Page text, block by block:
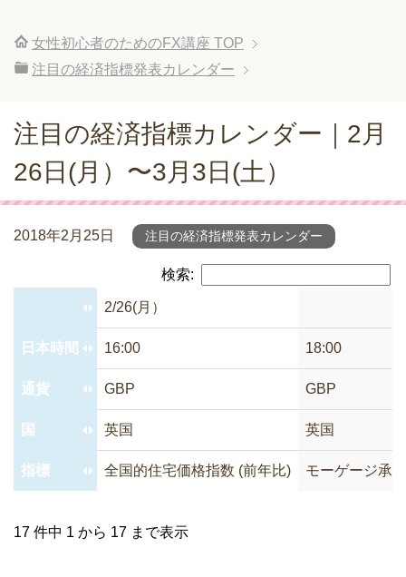
女性初心者のためのFX講座 TOP
注目の経済指標発表カレンダー
注目の経済指標カレンダー｜2月
26日(月）〜3月3日(土）
2018年2月25日 注目の経済指標発表カレンダー
検索:
日本時間
通貨
国
指標
2/26(月）
16:00
GBP
英国
全国的住宅価格指数 (前年比)
18:00
GBP
英国
モーゲージ承
17 件中 1 から 17 まで表示